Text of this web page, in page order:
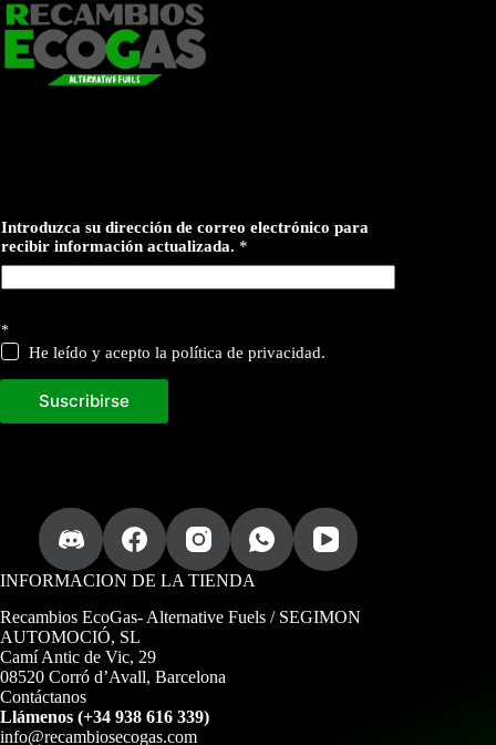
Introduzca su dirección de correo electrónico para
recibir información actualizada. *
c
i
t
o
d
u
z
c
a
s
*
He leído y acepto la política de privacidad.
Suscribirse
INFORMACION DE LA TIENDA
Recambios EcoGas- Alternative Fuels / SEGIMON
AUTOMOCIÓ, SL
Camí Antic de Vic, 29
08520 Corró d’Avall, Barcelona
Contáctanos
Llámenos (+34 938 616 339)
info@recambiosecogas.com